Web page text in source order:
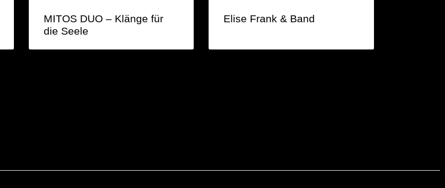
MITOS DUO – Klänge für
die Seele
Elise Frank & Band